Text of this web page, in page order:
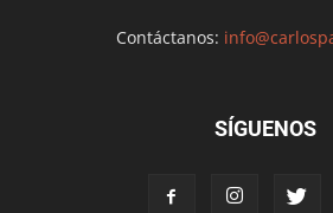
Contáctanos:
SÍGUENOS